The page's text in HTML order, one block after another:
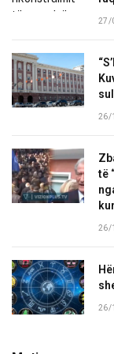
27/
26/
të
26/
26/